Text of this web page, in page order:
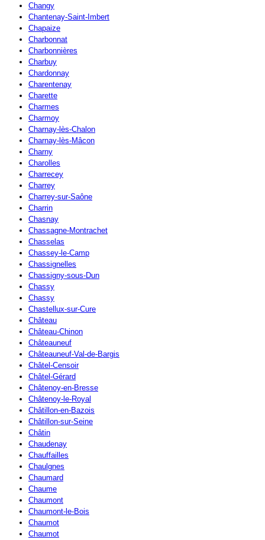
Changy
Chantenay-Saint-Imbert
Chapaize
Charbonnat
Charbonnières
Charbuy
Chardonnay
Charentenay
Charette
Charmes
Charmoy
Charnay-lès-Chalon
Charnay-lès-Mâcon
Charny
Charolles
Charrecey
Charrey
Charrey-sur-Saône
Charrin
Chasnay
Chassagne-Montrachet
Chasselas
Chassey-le-Camp
Chassignelles
Chassigny-sous-Dun
Chassy
Chassy
Chastellux-sur-Cure
Château
Château-Chinon
Châteauneuf
Châteauneuf-Val-de-Bargis
Châtel-Censoir
Châtel-Gérard
Châtenoy-en-Bresse
Châtenoy-le-Royal
Châtillon-en-Bazois
Châtillon-sur-Seine
Châtin
Chaudenay
Chauffailles
Chaulgnes
Chaumard
Chaume
Chaumont
Chaumont-le-Bois
Chaumot
Chaumot